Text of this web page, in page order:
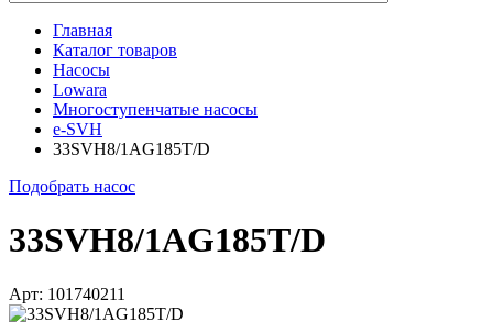
Главная
Каталог товаров
Насосы
Lowara
Многоступенчатые насосы
e-SVH
33SVH8/1AG185T/D
Подобрать насос
33SVH8/1AG185T/D
Арт: 101740211